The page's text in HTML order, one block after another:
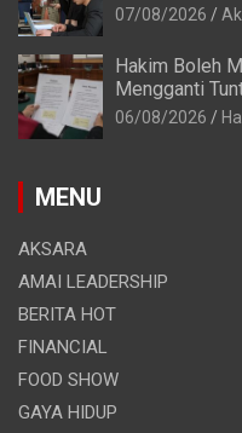
07/08/2026
Hakim Boleh
Mengganti
06/08/2026
MENU
AKSARA
AMAI LEADERSHIP
BERITA HOT
FINANCIAL
FOOD SHOW
GAYA HIDUP